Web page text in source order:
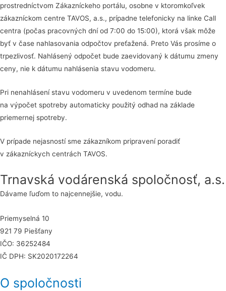
prostredníctvom Zákazníckeho portálu, osobne v ktoromkoľvek
zákazníckom centre TAVOS, a.s., prípadne telefonicky na linke Call
centra (počas pracovných dní od 7:00 do 15:00), ktorá však môže
byť v čase nahlasovania odpočtov preťažená. Preto Vás prosíme o
trpezlivosť. Nahlásený odpočet bude zaevidovaný k dátumu zmeny
ceny, nie k dátumu nahlásenia stavu vodomeru.
Pri nenahlásení stavu vodomeru v uvedenom termíne bude
na výpočet spotreby automaticky použitý odhad na základe
priemernej spotreby.
V prípade nejasností sme zákazníkom pripravení poradiť
v zákazníckych centrách TAVOS.
Trnavská vodárenská spoločnosť, a.s.
Dávame ľuďom to najcennejšie, vodu.
Priemyselná 10
921 79 Piešťany
IČO: 36252484
IČ DPH: SK2020172264
O spoločnosti